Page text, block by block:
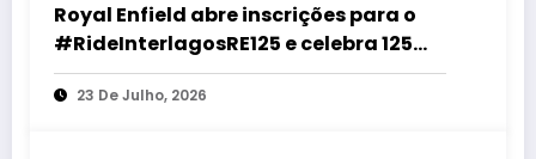
Royal Enfield abre inscrições para o
#RideInterlagosRE125 e celebra 125
anos com desfile histórico em
Interlagos
23 De Julho, 2026